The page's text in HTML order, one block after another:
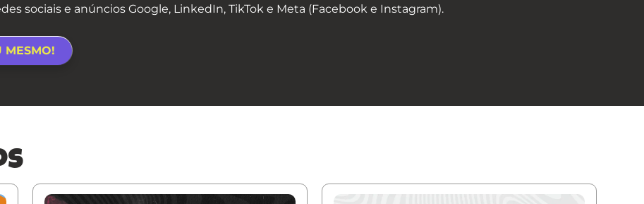
sociais e anúncios Google, LinkedIn, TikTok e Meta (Facebook e Instagram).
MESMO!